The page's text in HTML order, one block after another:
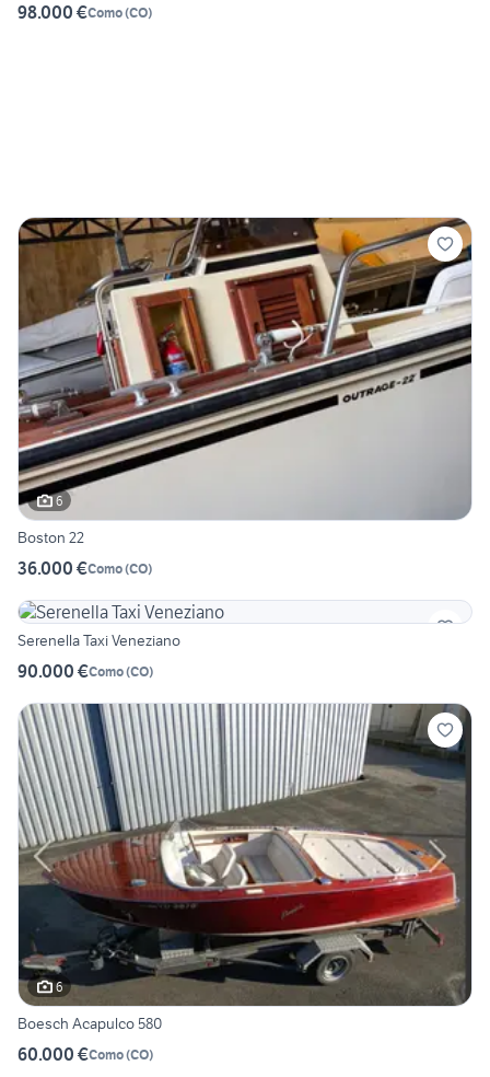
98.000 €Como(CO)
6
Boston 22
36.000 €Como(CO)
Serenella Taxi Veneziano
90.000 €Como(CO)
6
Boesch Acapulco 580
60.000 €Como(CO)